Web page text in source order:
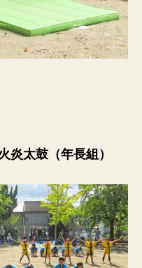
太鼓（年長組）